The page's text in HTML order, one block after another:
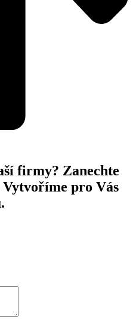
firmy? Zanechte
pro Vás